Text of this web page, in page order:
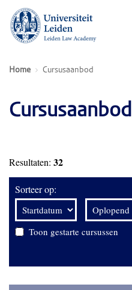
Home Cursusaanbod
Cursusaanbod
Resultaten: 32
Sorteer op:
Toon gestarte cursussen